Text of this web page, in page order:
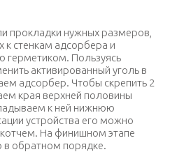
прокладки нужных размеров,
к стенкам адсорбера и
герметиком. Пользуясь
активированный уголь в
адсорбер. Чтобы скрепить 2
края верхней половины
к ней нижнюю
устройства его можно
На финишном этапе
в обратном порядке.